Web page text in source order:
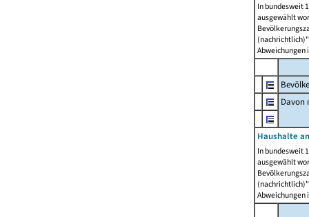
In bundesweit
ausgewählt
Abweichungen
Davon
Haushalte
In bundesweit
ausgewählt
Abweichungen